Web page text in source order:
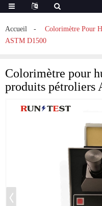
Accueil
Colorimètre Pour
ASTM D1500
Colorimètre pour
produits pétroliers